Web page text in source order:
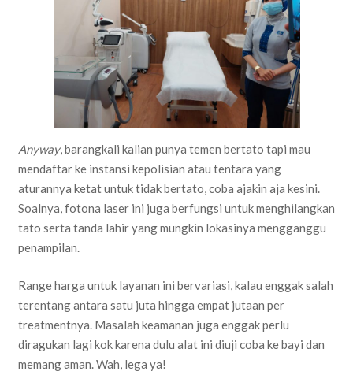
Anyway, barangkali kalian punya temen bertato tapi mau
mendaftar ke instansi kepolisian atau tentara yang
aturannya ketat untuk tidak bertato, coba ajakin aja kesini.
Soalnya, fotona laser ini juga berfungsi untuk menghilangkan
tato serta tanda lahir yang mungkin lokasinya mengganggu
penampilan.
Range harga untuk layanan ini bervariasi, kalau enggak salah
terentang antara satu juta hingga empat jutaan per
treatmentnya. Masalah keamanan juga enggak perlu
diragukan lagi kok karena dulu alat ini diuji coba ke bayi dan
memang aman. Wah, lega ya!